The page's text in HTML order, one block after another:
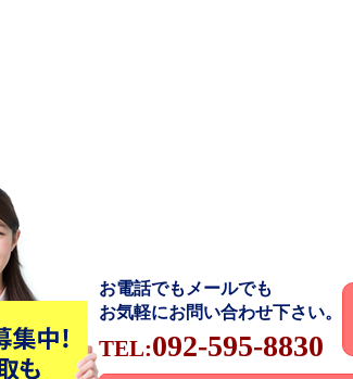
お電話でもメールでも
お気軽にお問い合わせ下さい。
TEL:092-595-8830